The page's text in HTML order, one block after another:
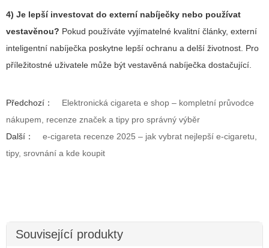
4) Je lepší investovat do externí nabíječky nebo používat
vestavěnou? Pokud používáte vyjímatelné kvalitní články, externí
inteligentní nabíječka poskytne lepší ochranu a delší životnost. Pro
příležitostné uživatele může být vestavěná nabíječka dostačující.
Předchozí：
Elektronická cigareta e shop – kompletní průvodce
nákupem, recenze značek a tipy pro správný výběr
Další：
e-cigareta recenze 2025 – jak vybrat nejlepší e-cigaretu,
tipy, srovnání a kde koupit
Související produkty